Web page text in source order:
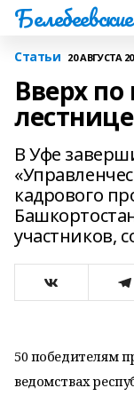
Статьи 20 АВГУСТА
Вверх
лестнице
В Уфе
кадрового
участников,
50 победителям
ведомствах